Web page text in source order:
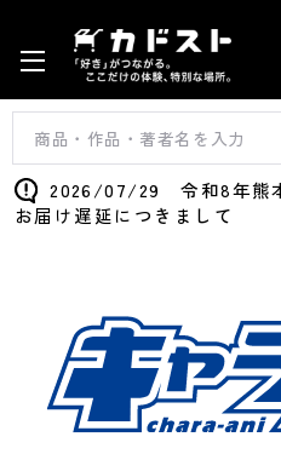
2026/07/29 令和8年熊
お届け遅延につきまして